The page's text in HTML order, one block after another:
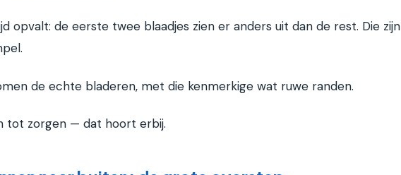
opvalt: de eerste twee blaadjes zien er anders uit dan de rest. Die zijn
de echte bladeren, met die kenmerkige wat ruwe randen.
tot zorgen — dat hoort erbij.